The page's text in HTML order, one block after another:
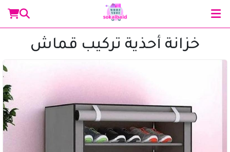
خزانة أحذية تركيب قماش
مرحباً 👋 أنا مساعدك الذكي في سوق البلد.
كيف يمكنني مساعدتك؟ اكتب لي عن المنتج الذي